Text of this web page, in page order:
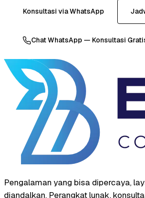
Konsultasi via WhatsApp
Chat WhatsApp — Konsultasi
Pengalaman yang bisa dipercaya,
diandalkan. Perangkat lunak,